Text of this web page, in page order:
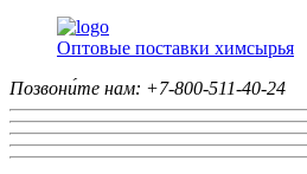
Оптовые поставки химсырья
Позвони́те нам: +7-800-511-40-24